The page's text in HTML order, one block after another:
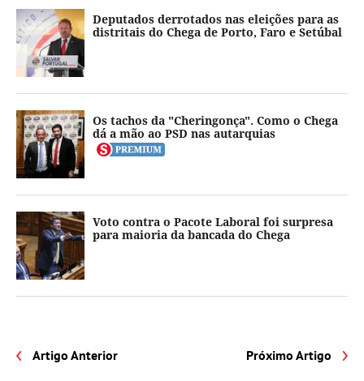
Deputados derrotados nas eleições para as
distritais do Chega de Porto, Faro e Setúbal
Os tachos da "Cheringonça". Como o Chega
dá a mão ao PSD nas autarquias
Voto contra o Pacote Laboral foi surpresa
para maioria da bancada do Chega
Artigo Anterior Próximo Artigo